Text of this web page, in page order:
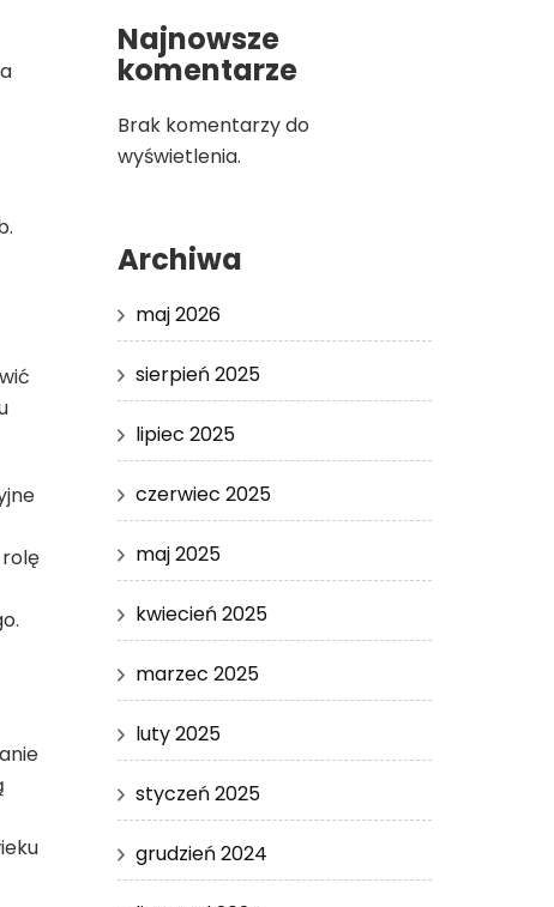
Najnowsze
komentarze
Brak komentarzy do
wyświetlenia.
Archiwa
maj 2026
sierpień 2025
lipiec 2025
czerwiec 2025
maj 2025
kwiecień 2025
marzec 2025
luty 2025
styczeń 2025
grudzień 2024